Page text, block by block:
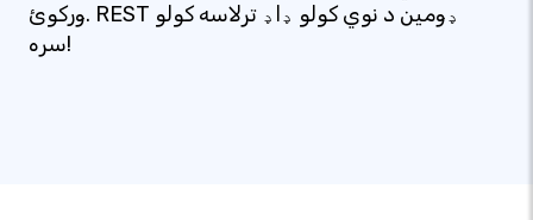
ورکوئ. REST ډومین د نوي کولو ډاډ ترلاسه کولو
سره!